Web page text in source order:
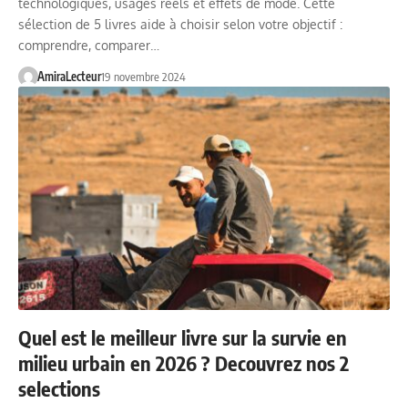
technologiques, usages réels et effets de mode. Cette
sélection de 5 livres aide à choisir selon votre objectif :
comprendre, comparer…
AmiraLecteur19 novembre 2024
Quel est le meilleur livre sur la survie en
milieu urbain en 2026 ? Decouvrez nos 2
selections